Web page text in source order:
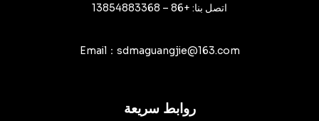
اتصل بنا: +86 – 13854883368
Email：sdmaguangjie@163.com
روابط سريعة